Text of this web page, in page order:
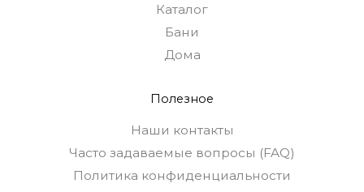
Каталог
Бани
Дома
Полезное
Наши контакты
Часто задаваемые вопросы (FAQ)
Политика конфиденциальности